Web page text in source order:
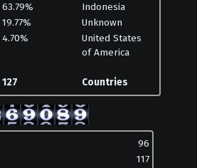
63.79%
Indonesia
19.77%
Unknown
4.70%
United States
of America
127 Countries
96
117